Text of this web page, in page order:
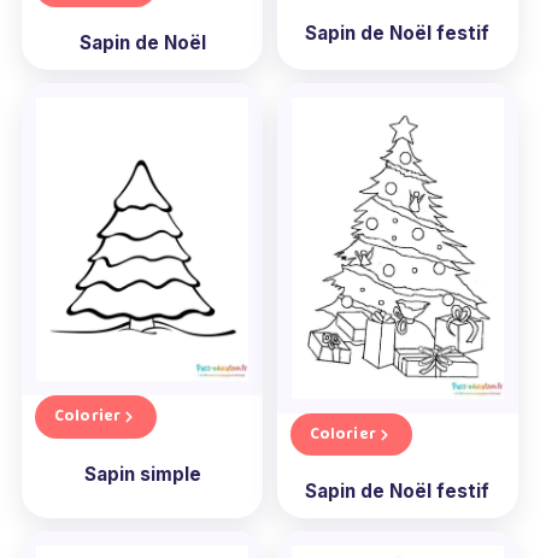
Sapin de Noël Sapin de Noël festif
Colorier
Sapin simple
Colorier
Sapin de Noël festif